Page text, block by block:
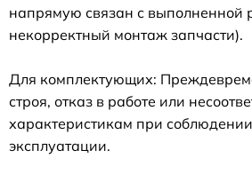
напрямую связан с выполненной
некорректный монтаж запчасти).
Для комплектующих:
строя, отказ в работе или
характеристикам при
эксплуатации.